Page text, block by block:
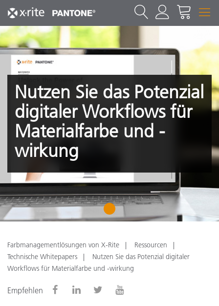
Nutzen Sie das Potenzial
digitaler Workflows für
Materialfarbe und -
wirkung
1
Farbmanagementlösungen von X-Rite
Ressourcen
Technische Whitepapers
Nutzen Sie das Potenzial digitaler
Workflows für Materialfarbe und -wirkung
Empfehlen